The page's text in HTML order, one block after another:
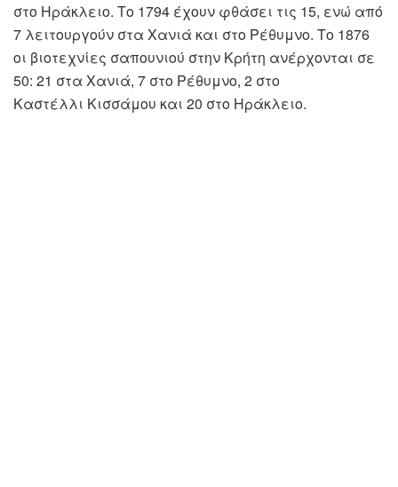
στο Ηράκλειο. Το 1794 έχουν φθάσει τις 15, ενώ από
7 λειτουργούν στα Χανιά και στο Ρέθυμνο. Το 1876
οι βιοτεχνίες σαπουνιού στην Κρήτη ανέρχονται σε
50: 21 στα Χανιά, 7 στο Ρέθυμνο, 2 στο
Καστέλλι Κισσάμου και 20 στο Ηράκλειο.